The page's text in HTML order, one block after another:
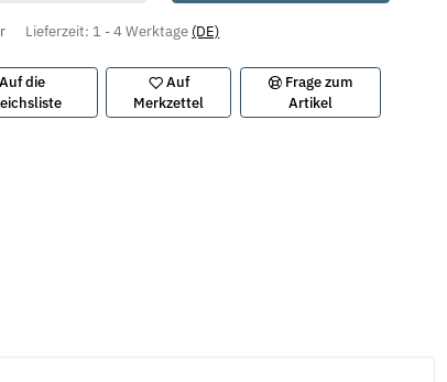
Lieferzeit: 1 - 4 Werktage (DE)
Auf die
Auf
Merkzettel
Frage zum
Artikel